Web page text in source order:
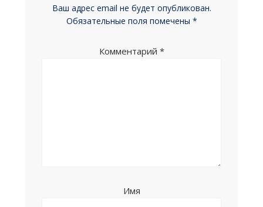
Ваш адрес email не будет опубликован.
Обязательные поля помечены *
Комментарий *
Имя